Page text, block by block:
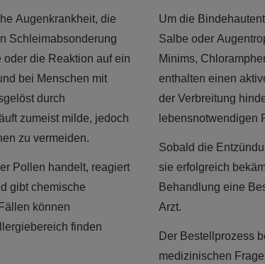
Augenkrankheit, die
Schleimabsonderung
die Reaktion auf ein
bei Menschen mit
durch
zumeist milde, jedoch
zu vermeiden.
Pollen handelt, reagiert
gibt chemische
können
finden
Um die
Salbe oder
Minims,
enthalten einen
der Verbreitung
lebensnotwendigen
Sobald die
sie erfolgreich
Behandlung eine
Arzt.
Der Bestellprozess
medizinischen